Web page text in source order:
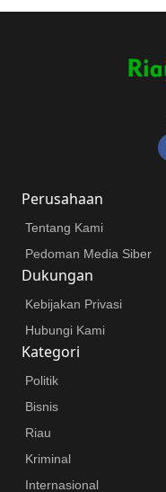
Perusahaan
Tentang Kami
Pedoman Media Siber
Dukungan
Kebijakan Privasi
Hubungi Kami
Kategori
Politik
Bisnis
Riau
Kriminal
Internasional